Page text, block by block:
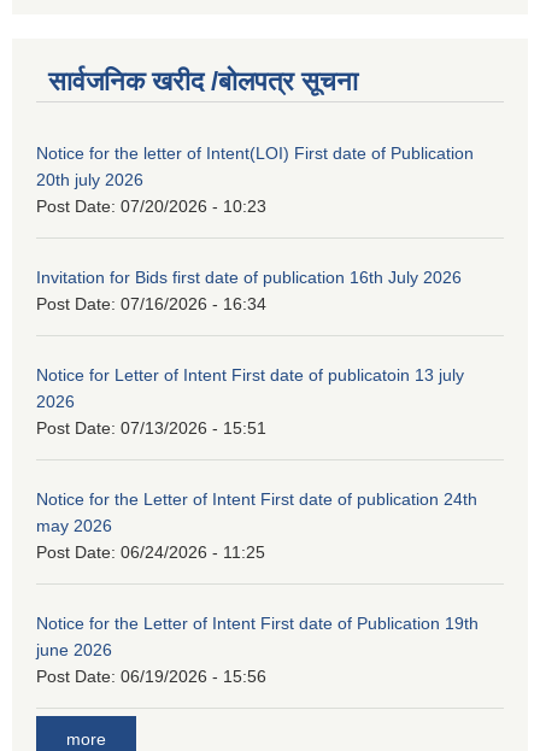
सार्वजनिक खरीद /बोलपत्र सूचना
Notice for the letter of Intent(LOI) First date of Publication
20th july 2026
Post Date: 07/20/2026 - 10:23
Invitation for Bids first date of publication 16th July 2026
Post Date: 07/16/2026 - 16:34
Notice for Letter of Intent First date of publicatoin 13 july
2026
Post Date: 07/13/2026 - 15:51
Notice for the Letter of Intent First date of publication 24th
may 2026
Post Date: 06/24/2026 - 11:25
Notice for the Letter of Intent First date of Publication 19th
june 2026
Post Date: 06/19/2026 - 15:56
more